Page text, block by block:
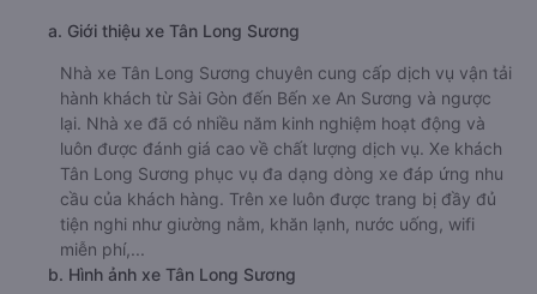
a. Giới thiệu xe Tân Long Sương
Nhà xe Tân Long Sương chuyên cung cấp dịch vụ vận tải
hành khách từ Sài Gòn đến Bến xe An Sương và ngược
lại. Nhà xe đã có nhiều năm kinh nghiệm hoạt động và
luôn được đánh giá cao về chất lượng dịch vụ. Xe khách
Tân Long Sương phục vụ đa dạng dòng xe đáp ứng nhu
cầu của khách hàng. Trên xe luôn được trang bị đầy đủ
tiện nghi như giường nằm, khăn lạnh, nước uống, wifi
miễn phí,...
b. Hình ảnh xe Tân Long Sương